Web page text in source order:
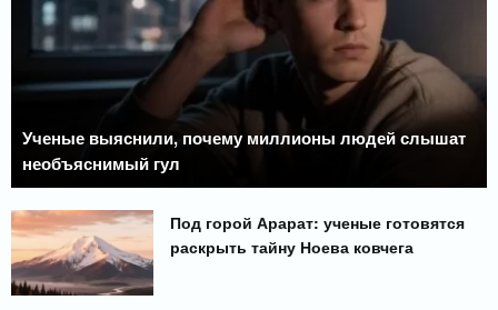
Ученые выяснили, почему миллионы людей слышат
необъяснимый гул
Под горой Арарат: ученые готовятся
раскрыть тайну Ноева ковчега